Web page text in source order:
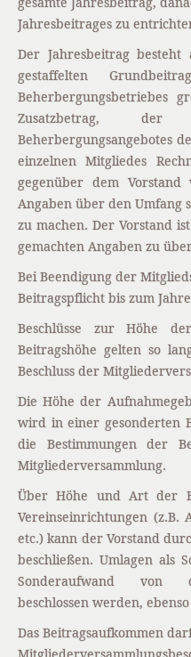
Jahresbeitrages zu
Der Jahresbeitrag
gestaffelten
Beherbergungsbetriebes
Zusatzbetrag,
Beherbergungsangebotes
einzelnen Mitgliedes
gegenüber dem Vorstand
Angaben über den Umfang
zu machen. Der Vorstand
gemachten Angaben zu
Bei Beendigung der
Beitragspflicht bis zum
Beschlüsse zur Höhe
Beitragshöhe gelten so
Beschluss der
Die Höhe der
wird in einer gesonderten
die Bestimmungen der
Mitgliederversammlung.
Über Höhe und Art der
Vereinseinrichtungen (z.B.
etc.) kann der Vorstand
beschließen. Umlagen als
Sonderaufwand von
beschlossen werden,
Das Beitragsaufkommen